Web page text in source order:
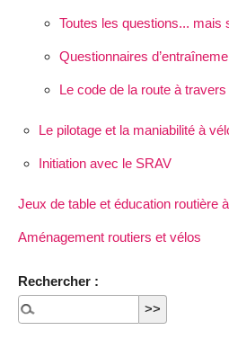
Toutes les questions... mais
Questionnaires
Le code de la route à
Le pilotage et la maniabilité à
Initiation avec le SRAV
Jeux de table et éducation routière
Aménagement routiers et vélos
Rechercher :